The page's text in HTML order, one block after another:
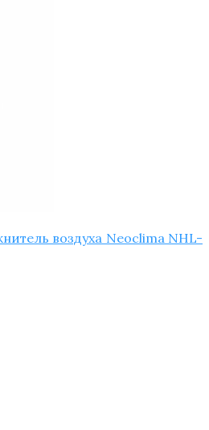
воздуха Neoclima NHL-